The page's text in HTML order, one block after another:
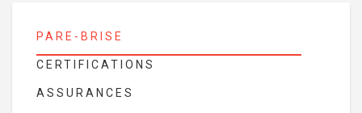
PARE-BRISE
CERTIFICATIONS
ASSURANCES